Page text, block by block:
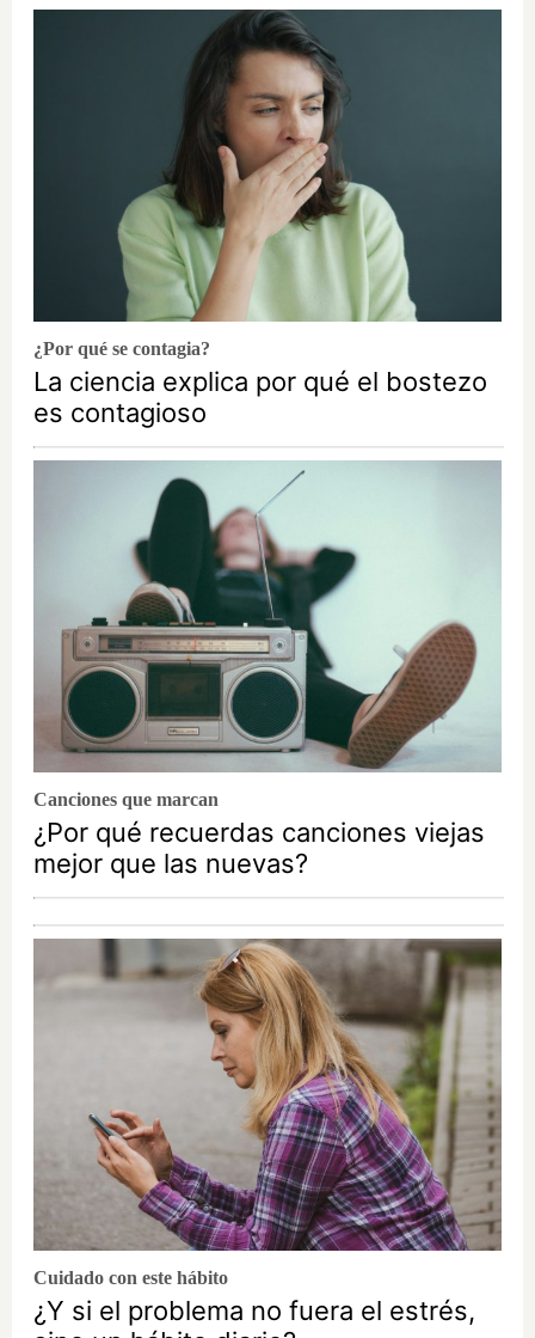
¿Por qué se contagia?
La ciencia explica por qué el bostezo
es contagioso
Canciones que marcan
¿Por qué recuerdas canciones viejas
mejor que las nuevas?
Cuidado con este hábito
¿Y si el problema no fuera el estrés,